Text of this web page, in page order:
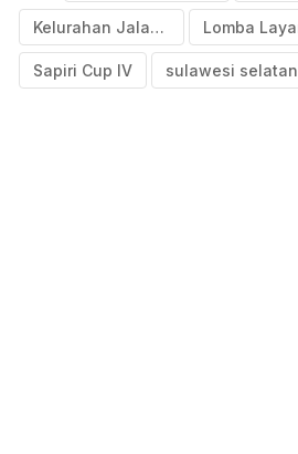
Kelurahan Jalanjang
Sapiri Cup IV sulawesi selatan